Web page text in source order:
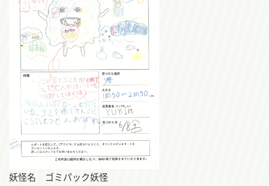
妖怪名 ゴミパック妖怪